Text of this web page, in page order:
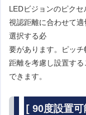
LEDビジョンのピクセ
視認距離に合わせて
選択する必
要があります。ピッ
距離を考慮し設置す
できます。
[ 90度設置